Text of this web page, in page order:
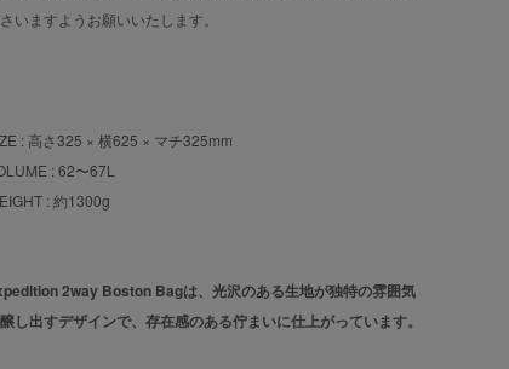
いますようお願いいたします。
: 高さ325 × 横625 × マチ325mm
: 62〜67L
: 約1300g
2way Boston Bagは、光沢のある生地が独特の雰囲気
し出すデザインで、存在感のある佇まいに仕上がっています。